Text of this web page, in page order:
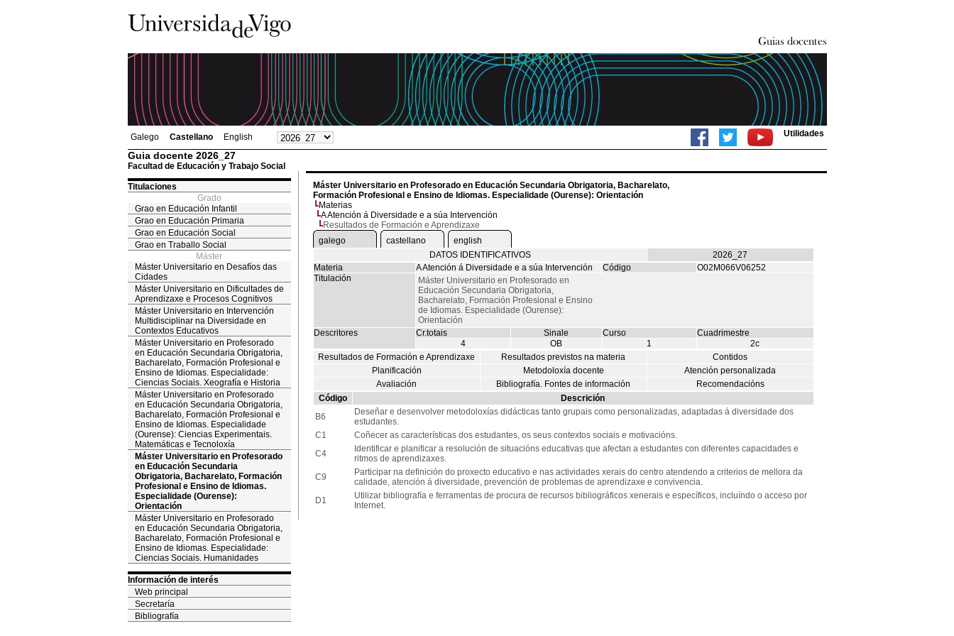
Galego Castellano English Utilidades
Guia docente 2026_27
Facultad de Educación y Trabajo Social
Titulaciones
Grado
Grao en Educación Infantil
Grao en Educación Primaria
Grao en Educación Social
Grao en Traballo Social
Máster
Máster Universitario en Desafíos das
Cidades
Máster Universitario en Dificultades de
Aprendizaxe e Procesos Cognitivos
Máster Universitario en Intervención
Multidisciplinar na Diversidade en
Contextos Educativos
Máster Universitario en Profesorado
en Educación Secundaria Obrigatoria,
Bacharelato, Formación Profesional e
Ensino de Idiomas. Especialidade:
Ciencias Sociais. Xeografía e Historia
Máster Universitario en Profesorado
en Educación Secundaria Obrigatoria,
Bacharelato, Formación Profesional e
Ensino de Idiomas. Especialidade
(Ourense): Ciencias Experimentais.
Matemáticas e Tecnoloxía
Máster Universitario en Profesorado
en Educación Secundaria
Obrigatoria, Bacharelato, Formación
Profesional e Ensino de Idiomas.
Especialidade (Ourense):
Orientación
Máster Universitario en Profesorado
en Educación Secundaria Obrigatoria,
Bacharelato, Formación Profesional e
Ensino de Idiomas. Especialidade:
Ciencias Sociais. Humanidades
Información de interés
Web principal
Secretaría
Bibliografía
Máster Universitario en Profesorado en Educación Secundaria Obrigatoria, Bacharelato,
Formación Profesional e Ensino de Idiomas. Especialidade (Ourense): Orientación
Materias
A Atención á Diversidade e a súa Intervención
Resultados de Formación e Aprendizaxe
galego
castellano
english
DATOS IDENTIFICATIVOS
2026_27
Materia
A Atención á Diversidade e a súa Intervención Código
O02M066V06252
Titulación
Máster Universitario en Profesorado en
Educación Secundaria Obrigatoria,
Bacharelato, Formación Profesional e Ensino
de Idiomas. Especialidade (Ourense):
Orientación
Descritores
Cr.totais Sinale Curso
Cuadrimestre
4
OB 1
2c
Resultados de Formación e Aprendizaxe
Resultados previstos na materia
Contidos
Planificación
Metodoloxía docente
Atención personalizada
Avaliación
Bibliografía. Fontes de información
Recomendacións
Código
Descrición
B6
Deseñar e desenvolver metodoloxías didácticas tanto grupais como personalizadas, adaptadas á diversidade dos
estudantes.
C1
Coñecer as características dos estudantes, os seus contextos sociais e motivacións.
C4
Identificar e planificar a resolución de situacións educativas que afectan a estudantes con diferentes capacidades e
ritmos de aprendizaxes.
C9
Participar na definición do proxecto educativo e nas actividades xerais do centro atendendo a criterios de mellora da
calidade, atención á diversidade, prevención de problemas de aprendizaxe e convivencia.
D1
Utilizar bibliografía e ferramentas de procura de recursos bibliográficos xenerais e específicos, incluíndo o acceso por
Internet.